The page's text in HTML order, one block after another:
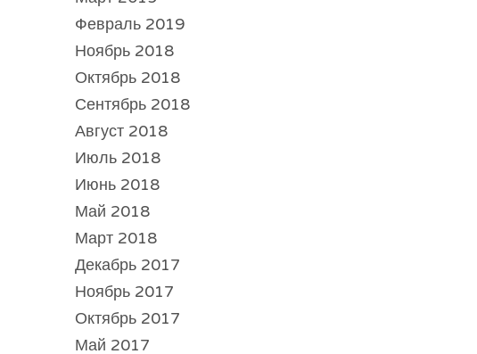
Февраль 2019
Ноябрь 2018
Октябрь 2018
Сентябрь 2018
Август 2018
Июль 2018
Июнь 2018
Май 2018
Март 2018
Декабрь 2017
Ноябрь 2017
Октябрь 2017
Май 2017